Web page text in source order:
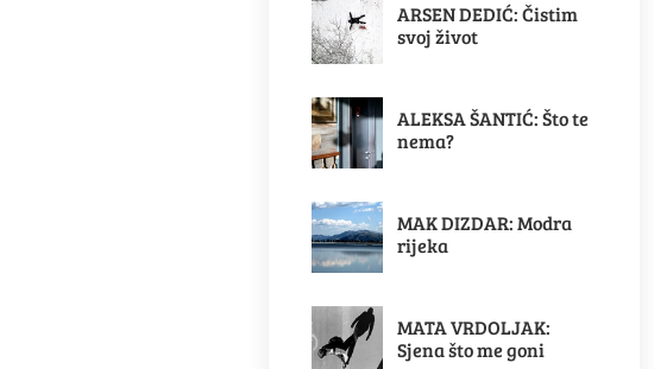
ARSEN DEDIĆ: Čistim
svoj život
ALEKSA ŠANTIĆ: Što te
nema?
MAK DIZDAR: Modra
rijeka
MATA VRDOLJAK:
Sjena što me goni